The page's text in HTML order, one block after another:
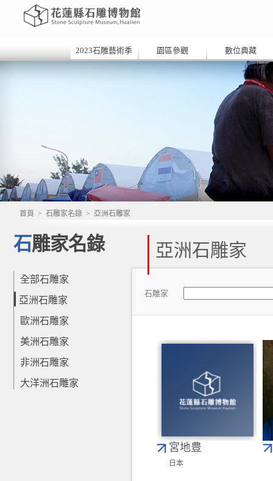
2023石雕藝術季 園區參觀 數位典藏
首頁 > 石雕家名錄 > 亞洲石雕家
石雕家名錄
全部石雕家
亞洲石雕家
歐洲石雕家
美洲石雕家
非洲石雕家
大洋洲石雕家
亞洲石雕家
石雕家
宮地豊
日本